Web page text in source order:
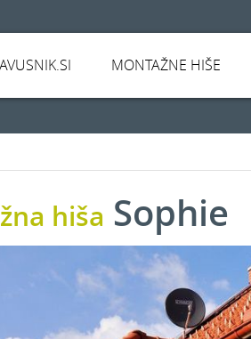
MONTAŽNE HIŠE
hiša Sophie